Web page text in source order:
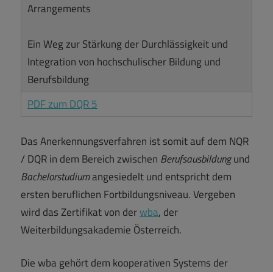
Arrangements
Ein Weg zur Stärkung der Durchlässigkeit und
Integration von hochschulischer Bildung und
Berufsbildung
PDF zum DQR 5
Das Anerkennungsverfahren ist somit auf dem NQR
/ DQR in dem Bereich zwischen Berufsausbildungund
Bachelorstudiumangesiedelt und entspricht dem
ersten beruflichen Fortbildungsniveau. Vergeben
wird das Zertifikat von derwba, der
Weiterbildungsakademie Österreich.
Die wba gehört dem kooperativen Systems der